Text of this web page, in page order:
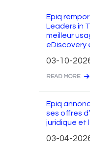
Epiq
Leaders in
meilleur
eDiscovery
03-10-
READ MORE
Epiq
ses offres
juridique et
03-04-